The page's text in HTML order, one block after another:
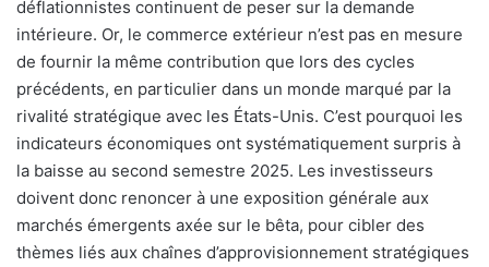
déflationnistes continuent de peser sur la demande
intérieure. Or, le commerce extérieur n’est pas en mesure
de fournir la même contribution que lors des cycles
précédents, en particulier dans un monde marqué par la
rivalité stratégique avec les États-Unis. C’est pourquoi les
indicateurs économiques ont systématiquement surpris à
la baisse au second semestre 2025. Les investisseurs
doivent donc renoncer à une exposition générale aux
marchés émergents axée sur le bêta, pour cibler des
thèmes liés aux chaînes d’approvisionnement stratégiques